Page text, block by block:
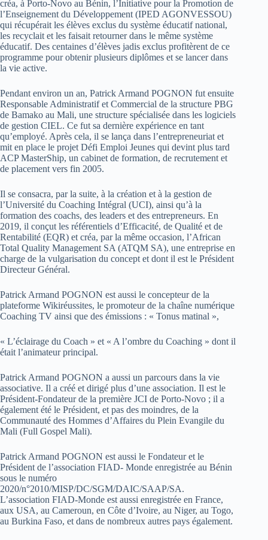
créa, à Porto-Novo au Bénin, l’Initiative pour la Promotion de
l’Enseignement du Développement (IPED AGONVESSOU)
qui récupérait les élèves exclus du système éducatif national,
les recyclait et les faisait retourner dans le même système
éducatif. Des centaines d’élèves jadis exclus profitèrent de ce
programme pour obtenir plusieurs diplômes et se lancer dans
la vie active.
Pendant environ un an, Patrick Armand POGNON fut ensuite
Responsable Administratif et Commercial de la structure PBG
de Bamako au Mali, une structure spécialisée dans les logiciels
de gestion CIEL. Ce fut sa dernière expérience en tant
qu’employé. Après cela, il se lança dans l’entrepreneuriat et
mit en place le projet Défi Emploi Jeunes qui devint plus tard
ACP MasterShip, un cabinet de formation, de recrutement et
de placement vers fin 2005.
Il se consacra, par la suite, à la création et à la gestion de
l’Université du Coaching Intégral (UCI), ainsi qu’à la
formation des coachs, des leaders et des entrepreneurs. En
2019, il conçut les référentiels d’Efficacité, de Qualité et de
Rentabilité (EQR) et créa, par la même occasion, l’African
Total Quality Management SA (ATQM SA), une entreprise en
charge de la vulgarisation du concept et dont il est le Président
Directeur Général.
Patrick Armand POGNON est aussi le concepteur de la
plateforme Wikiréussites, le promoteur de la chaîne numérique
Coaching TV ainsi que des émissions : « Tonus matinal »,
« L’éclairage du Coach » et « A l’ombre du Coaching » dont il
était l’animateur principal.
Patrick Armand POGNON a aussi un parcours dans la vie
associative. Il a créé et dirigé plus d’une association. Il est le
Président-Fondateur de la première JCI de Porto-Novo ; il a
également été le Président, et pas des moindres, de la
Communauté des Hommes d’Affaires du Plein Evangile du
Mali (Full Gospel Mali).
Patrick Armand POGNON est aussi le Fondateur et le
Président de l’association FIAD- Monde enregistrée au Bénin
sous le numéro
2020/n°2010/MISP/DC/SGM/DAIC/SAAP/SA.
L’association FIAD-Monde est aussi enregistrée en France,
aux USA, au Cameroun, en Côte d’Ivoire, au Niger, au Togo,
au Burkina Faso, et dans de nombreux autres pays également.